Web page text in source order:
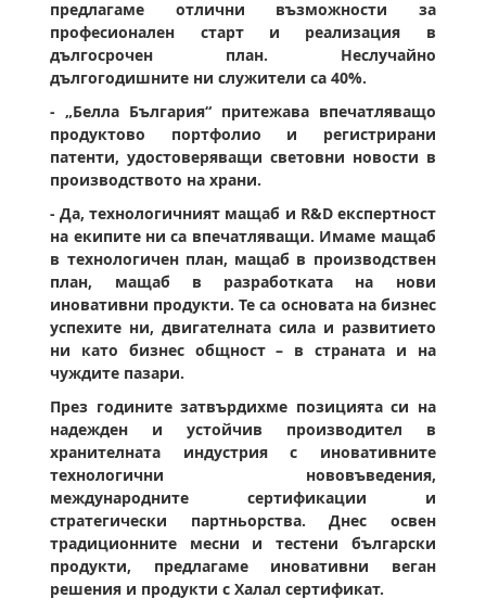
предлагаме отлични възможности за
професионален старт и реализация в
дългосрочен план. Неслучайно
дългогодишните ни служители са 40%.
- „Белла България“ притежава впечатляващо
продуктово портфолио и регистрирани
патенти, удостоверяващи световни новости в
производството на храни.
- Да, технологичният мащаб и R&D експертност
на екипите ни са впечатляващи. Имаме мащаб
в технологичен план, мащаб в производствен
план, мащаб в разработката на нови
иновативни продукти. Те са основата на бизнес
успехите ни, двигателната сила и развитието
ни като бизнес общност – в страната и на
чуждите пазари.
През годините затвърдихме позицията си на
надежден и устойчив производител в
хранителната индустрия с иновативните
технологични нововъведения,
международните сертификации и
стратегически партньорства. Днес освен
традиционните месни и тестени български
продукти, предлагаме иновативни веган
решения и продукти с Халал сертификат.